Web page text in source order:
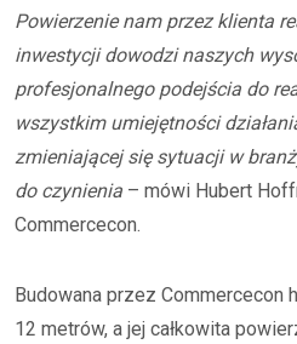
Powierzenie nam przez klienta
inwestycji dowodzi naszych
profesjonalnego podejścia do
wszystkim umiejętności
zmieniającej się sytuacji w
do czynienia – mówi Hubert
Commercecon.
Budowana przez Commercecon
12 metrów, a jej całkowita